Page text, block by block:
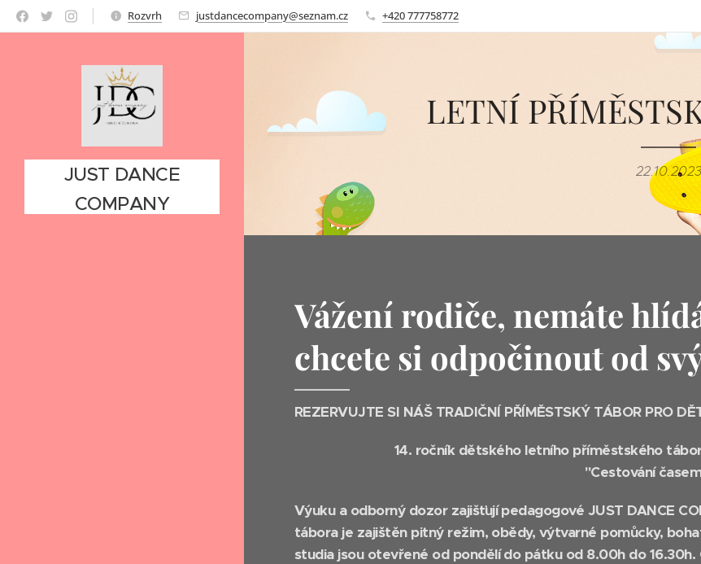
Rozvrh justdancecompany@seznam.cz +420 777758772
JUST DANCE
COMPANY
LETNÍ
22.10.2023
Vážení rodiče, nemáte
chcete si odpočinout od
REZERVUJTE SI NÁŠ TRADIČNÍ PŘÍMĚSTSKÝ TÁBOR PRO
14. ročník dětského letního příměstského
"Cestování
Výuku a odborný dozor zajišťují pedagogové JUST DANCE
tábora je zajištěn pitný režim, obědy, výtvarné pomůcky,
studia jsou otevřené od pondělí do pátku od 8.00h do 16.30h.